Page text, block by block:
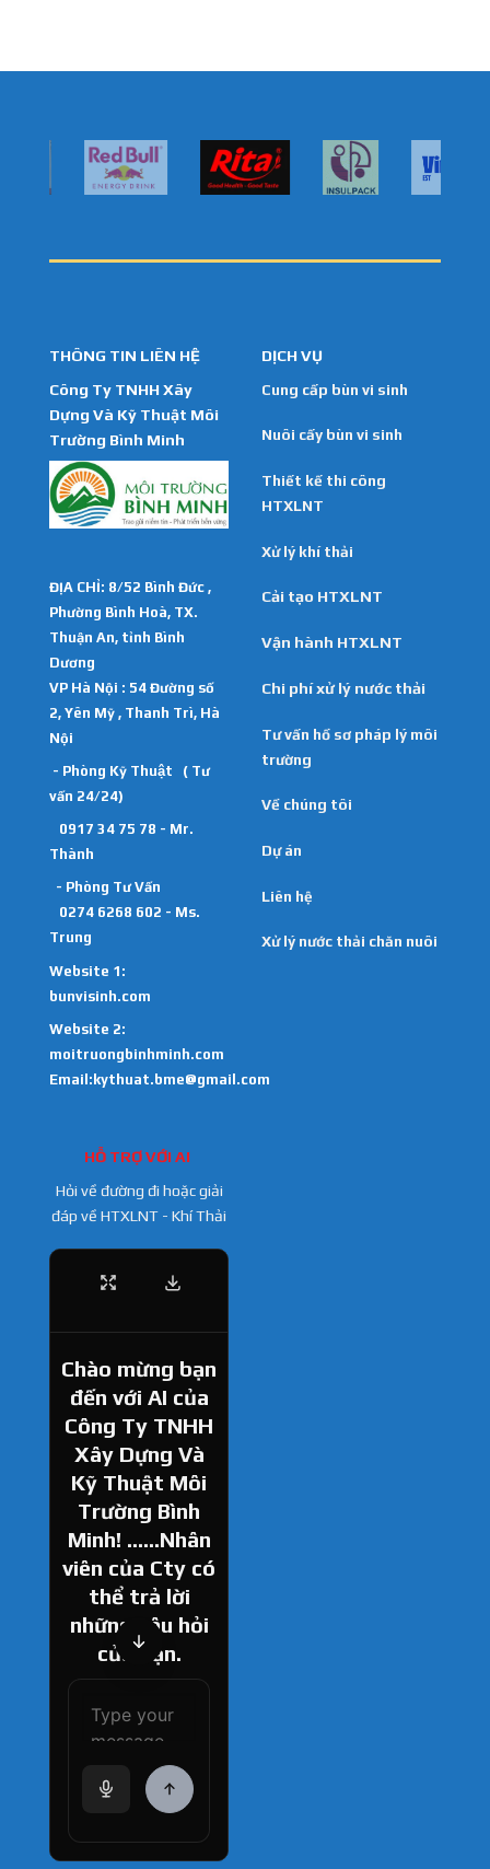
THÔNG TIN LIÊN HỆ
Công Ty TNHH Xây
Dựng Và Kỹ Thuật Môi
Trường Bình Minh
ĐỊA CHỈ: 8/52 Bình Đức ,
Phường Bình Hoà, TX.
Thuận An, tỉnh Bình
Dương
VP Hà Nội : 54 Đường số
2, Yên Mỹ , Thanh Trì, Hà
Nội
- Phòng Kỹ Thuật ( Tư
vấn 24/24)
0917 34 75 78 - Mr.
Thành
- Phòng Tư Vấn
0274 6268 602 - Ms.
Trung
Website 1:
bunvisinh.com
Website 2:
moitruongbinhminh.com
Email:kythuat.bme@gmail.com
DỊCH VỤ
Cung cấp bùn vi sinh
Nuôi cấy bùn vi sinh
Thiết kế thi công
HTXLNT
Xử lý khí thải
Cải tạo HTXLNT
Vận hành HTXLNT
Chi phí xử lý nước thải
Tư vấn hồ sơ pháp lý môi
trường
Về chúng tôi
Dự án
Liên hệ
Xử lý nước thải chăn nuôi
HỖ TRỢ VỚI AI
Hỏi về đường đi hoặc giải
đáp về HTXLNT - Khí Thải
Chào mừng bạn
đến với AI của
Công Ty TNHH
Xây Dựng Và
Kỹ Thuật Môi
Trường Bình
Minh! ......Nhân
viên của Cty có
thể trả lời
những câu hỏi
của bạn.
How can I help
you today?